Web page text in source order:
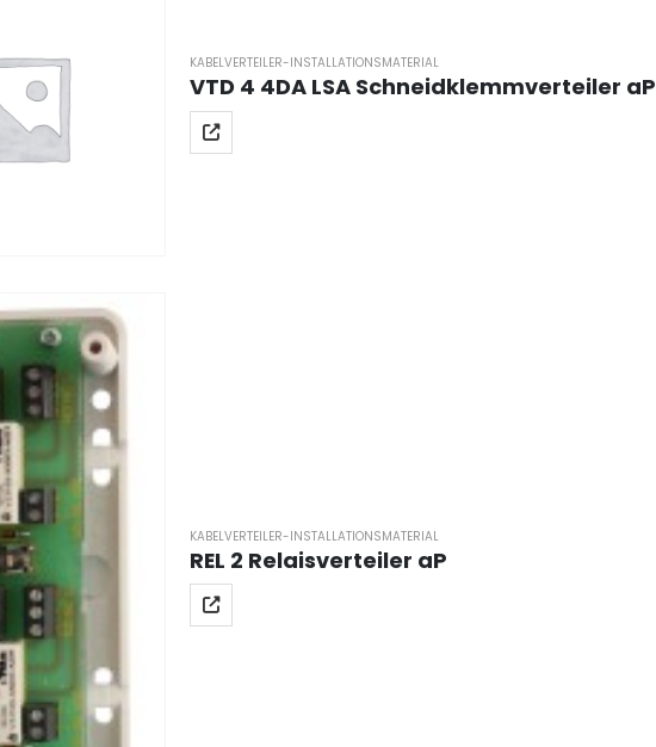
KABELVERTEILER-INSTALLATIONSMATERIAL
VTD 4 4DA LSA Schneidklemmverteiler aP
KABELVERTEILER-INSTALLATIONSMATERIAL
REL 2 Relaisverteiler aP